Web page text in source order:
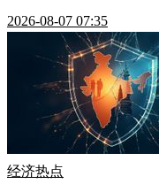
2026-08-07 07:35
经济热点